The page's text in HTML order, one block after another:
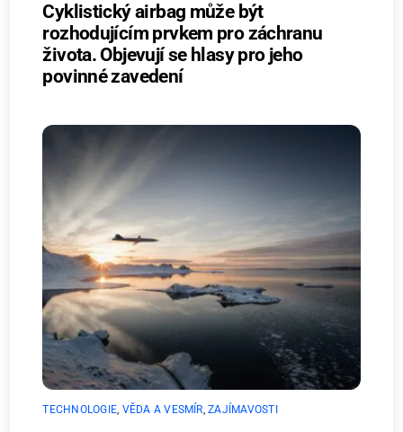
Cyklistický airbag může být
rozhodujícím prvkem pro záchranu
života. Objevují se hlasy pro jeho
povinné zavedení
TECHNOLOGIE, VĚDA A VESMÍR,ZAJÍMAVOSTI